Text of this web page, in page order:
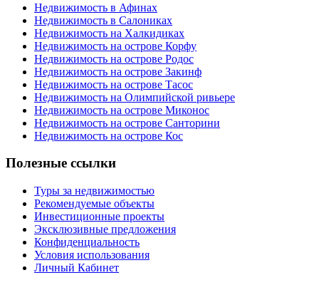
Недвижимость в Афинах
Недвижимость в Салониках
Недвижимость на Халкидиках
Недвижимость на острове Корфу
Недвижимость на острове Родос
Недвижимость на острове Закинф
Недвижимость на острове Тасос
Недвижимость на Олимпийской ривьере
Недвижимость на острове Миконос
Недвижимость на острове Санторини
Недвижимость на острове Кос
Полезные ссылки
Туры за недвижимостью
Рекомендуемые объекты
Инвестиционные проекты
Эксклюзивные предложения
Конфиденциальность
Условия использования
Личный Кабинет